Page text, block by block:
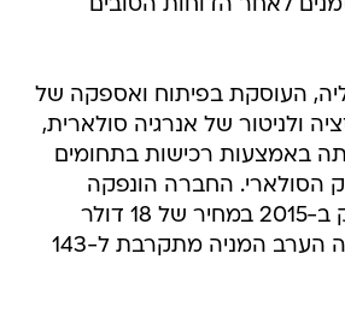
הזמנים לאחר הדוחות הטובים
העוסקת בפיתוח ואספקה של
ולניטור של אנרגיה סולארית,
באמצעות רכישות בתחומים
הסולארי. החברה הונפקה
לראשונה בנאסד"ק ב-2015 במחיר של 18 דולר
למניה, ועם הקפיצה הערב המניה מתקרבת ל-143